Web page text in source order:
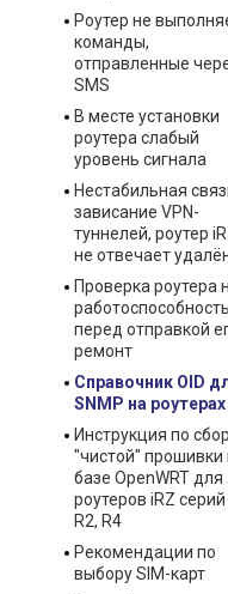
Роутер не
команды,
отправленные
SMS
В месте установки
роутера слабый
уровень сигнала
Нестабильная
зависание VPN-
туннелей, роутер
не отвечает
Проверка роутера
работоспособность
перед отправкой
ремонт
Справочник OID
SNMP на
Инструкция по
"чистой" прошивки
базе OpenWRT для
роутеров iRZ серий
R2, R4
Рекомендации по
выбору SIM-карт